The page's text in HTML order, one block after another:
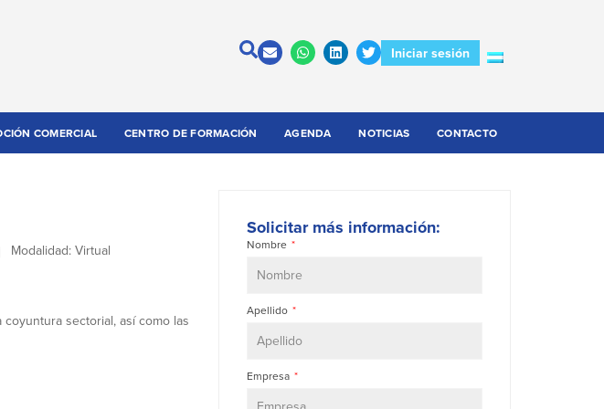
Iniciar sesión
COMERCIAL CENTRO DE FORMACIÓN AGENDA NOTICIAS CONTACTO
Modalidad: Virtual
sectorial, así como las
Solicitar más información:
Nombre
Apellido
Empresa